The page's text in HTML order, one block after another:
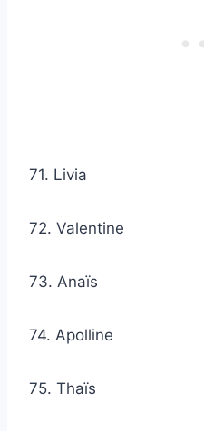
71. Livia
72. Valentine
73. Anaïs
74. Apolline
75. Thaïs